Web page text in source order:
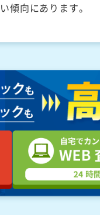
傾向にあります。